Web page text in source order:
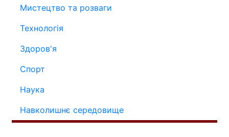
Мистецтво та розваги
Технологія
Здоров'я
Спорт
Наука
Навколишнє середовище